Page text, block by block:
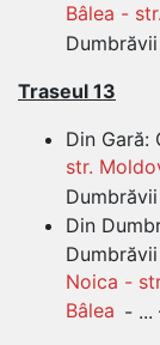
Bâlea -
Traseul 13
Din Gară:
str.
Din
Noica -
Bâlea - ...